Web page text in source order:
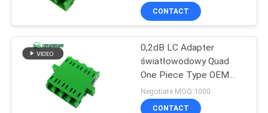
CONTACT
0,2dB LC Adapter
światłowodowy Quad
One Piece Type OEM
ODM Serivce
Negotiate MOQ:1000
CONTACT